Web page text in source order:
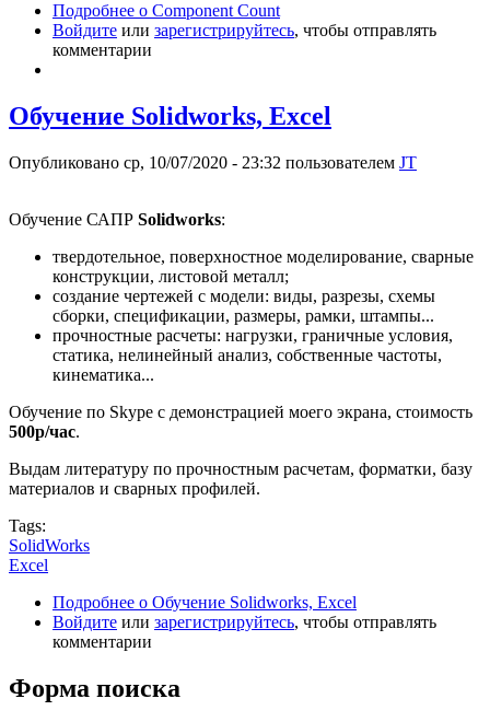
Подробнее о Component Count
Войдите или зарегистрируйтесь, чтобы отправлять
комментарии
Обучение Solidworks, Excel
Опубликовано ср, 10/07/2020 - 23:32 пользователем JT
Обучение САПР Solidworks:
твердотельное, поверхностное моделирование, сварные
конструкции, листовой металл;
создание чертежей с модели: виды, разрезы, схемы
сборки, спецификации, размеры, рамки, штампы...
прочностные расчеты: нагрузки, граничные условия,
статика, нелинейный анализ, собственные частоты,
кинематика...
Обучение по Skype с демонстрацией моего экрана, стоимость
500р/час.
Выдам литературу по прочностным расчетам, форматки, базу
материалов и сварных профилей.
Tags:
SolidWorks
Excel
Подробнее о Обучение Solidworks, Excel
Войдите или зарегистрируйтесь, чтобы отправлять
комментарии
Форма поиска